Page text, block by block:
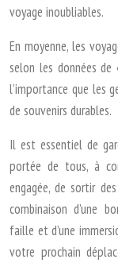
voyage inoubliables.
En moyenne, les
selon les données de
l’importance que les
de souvenirs durables.
Il est essentiel de
portée de tous, à
engagée, de sortir
combinaison d’une
faille et d’une
votre prochain